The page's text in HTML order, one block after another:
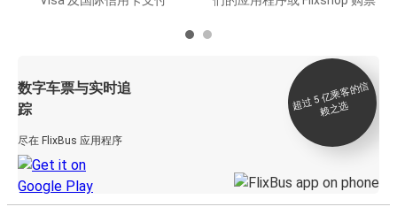
数字车票与实时追
踪
尽在 FlixBus 应用程序
超
过 5
亿
乘
客
的
信
赖
之
选